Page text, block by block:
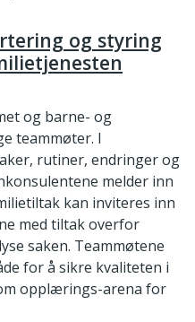
og styring
og barne- og
teammøter. I
rutiner, endringer og
melder inn
kan inviteres inn
med tiltak overfor
saken. Teammøtene
for å sikre kvaliteten i
opplærings-arena for